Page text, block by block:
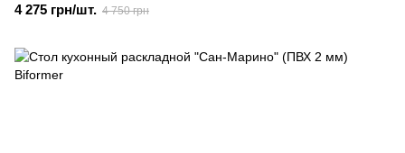
4 275 грн/шт. 4 750 грн